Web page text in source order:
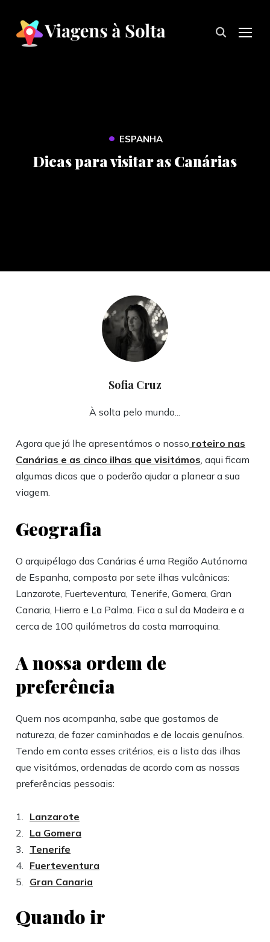
• ESPANHA
Dicas para visitar as Canárias
Sofia Cruz
À solta pelo mundo...
Agora que já lhe apresentámos o nosso roteiro nas
Canárias e as cinco ilhas que visitámos, aqui ficam
algumas dicas que o poderão ajudar a planear a sua
viagem.
Geografia
O arquipélago das Canárias é uma Região Autónoma
de Espanha, composta por sete ilhas vulcânicas:
Lanzarote, Fuerteventura, Tenerife, Gomera, Gran
Canaria, Hierro e La Palma. Fica a sul da Madeira e a
cerca de 100 quilómetros da costa marroquina.
A nossa ordem de
preferência
Quem nos acompanha, sabe que gostamos de
natureza, de fazer caminhadas e de locais genuínos.
Tendo em conta esses critérios, eis a lista das ilhas
que visitámos, ordenadas de acordo com as nossas
preferências pessoais:
Lanzarote
La Gomera
Tenerife
Fuerteventura
Gran Canaria
Quando ir